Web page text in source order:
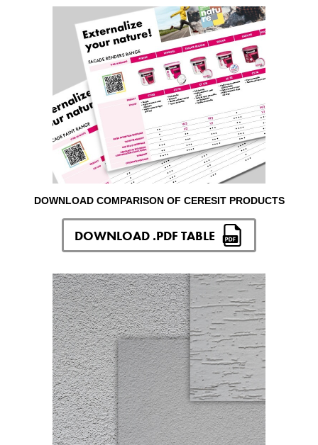
DOWNLOAD COMPARISON OF CERESIT PRODUCTS
DOWNLOAD .PDF TABLE